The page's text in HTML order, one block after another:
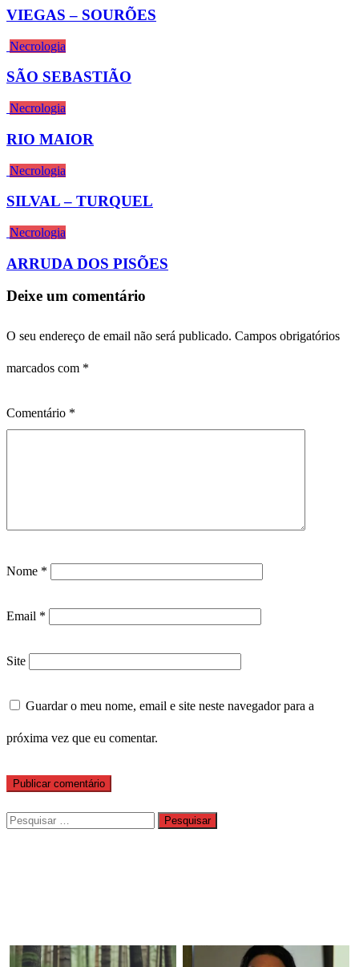
VIEGAS – SOURÕES
Necrologia
SÃO SEBASTIÃO
Necrologia
RIO MAIOR
Necrologia
SILVAL – TURQUEL
Necrologia
ARRUDA DOS PISÕES
Deixe um comentário
O seu endereço de email não será publicado. Campos obrigatórios
marcados com *
Comentário *
Nome *
Email *
Site
Guardar o meu nome, email e site neste navegador para a
próxima vez que eu comentar.
Pesquisar
por: